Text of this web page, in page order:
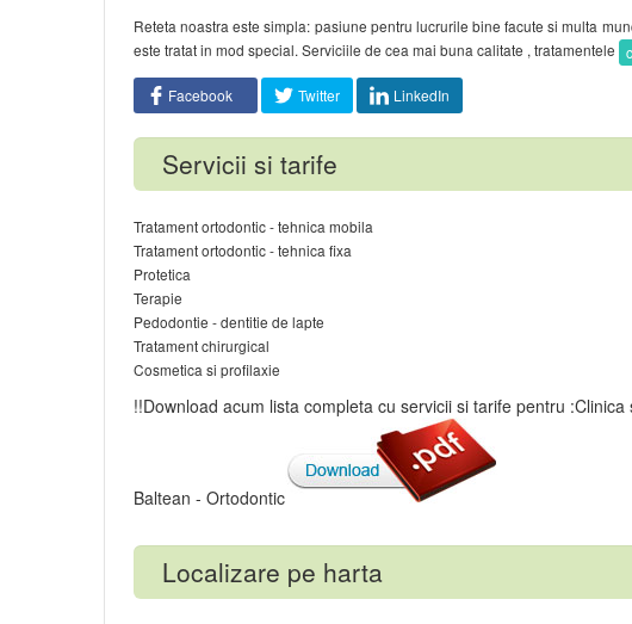
Reteta noastra este simpla: pasiune pentru lucrurile bine facute si multa
este tratat in mod special. Serviciile de cea mai buna calitate , tratamentele
Facebook Twitter LinkedIn
Servicii si tarife
Tratament ortodontic - tehnica mobila
Tratament ortodontic - tehnica fixa
Protetica
Terapie
Pedodontie - dentitie de lapte
Tratament chirurgical
Cosmetica si profilaxie
!!Download acum lista completa cu servicii si tarife pentru :Clinica
Baltean - Ortodontic
Localizare pe harta